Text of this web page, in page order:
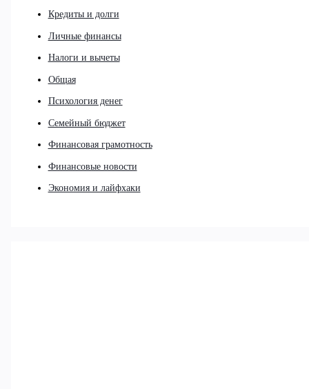
Кредиты и долги
Личные финансы
Налоги и вычеты
Общая
Психология денег
Семейный бюджет
Финансовая грамотность
Финансовые новости
Экономия и лайфхаки